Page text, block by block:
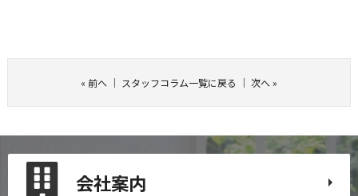
« 前へ｜ スタッフコラム一覧に戻る ｜ 次へ»
会社案内